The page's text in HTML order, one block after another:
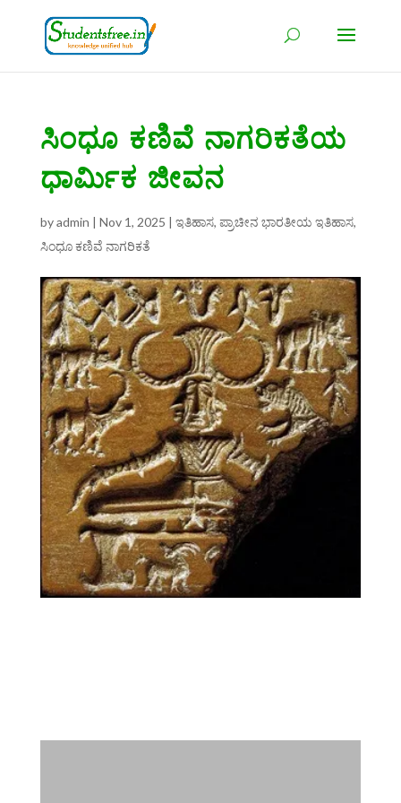
ಸಿಂಧೂ ಕಣಿವೆ ನಾಗರಿಕತೆಯ
ಧಾರ್ಮಿಕ ಜೀವನ
byadmin | Nov 1, 2025 | ಇತಿಹಾಸ, ಪ್ರಾಚೀನ ಭಾರತೀಯ ಇತಿಹಾಸ,
ಸಿಂಧೂ ಕಣಿವೆ ನಾಗರಿಕತೆ